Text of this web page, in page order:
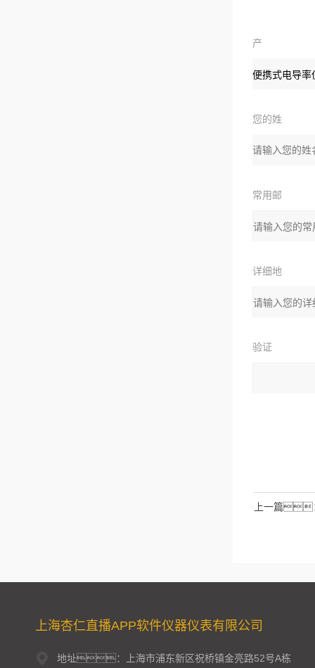
产
品：
您的姓
名：
常用邮
箱
详细地
址：
验证
如：
上一篇
上海杏仁直播APP软件仪器仪表有限公司
地址：上海市浦东新区祝桥镇金亮路52号A栋